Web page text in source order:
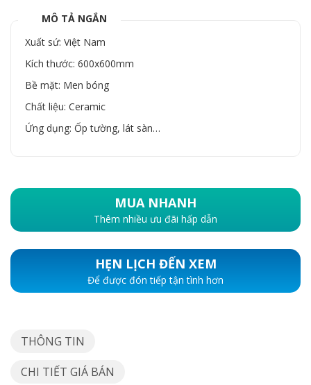
MÔ TẢ NGẮN
Xuất sứ: Việt Nam
Kích thước: 600x600mm
Bề mặt: Men bóng
Chất liệu: Ceramic
Ứng dụng: Ốp tường, lát sàn…
MUA NHANH
Thêm nhiều ưu đãi hấp dẫn
HẸN LỊCH ĐẾN XEM
Để được đón tiếp tận tình hơn
THÔNG TIN
CHI TIẾT GIÁ BÁN